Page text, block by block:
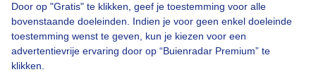
Door op "Gratis" te klikken, geef je toestemming voor alle
bovenstaande doeleinden. Indien je voor geen enkel doeleinde
toestemming wenst te geven, kun je kiezen voor een
advertentievrije ervaring door op “Buienradar Premium” te
klikken.
Gebruikersvoorwaarden
Adverteren
Buienradar Team